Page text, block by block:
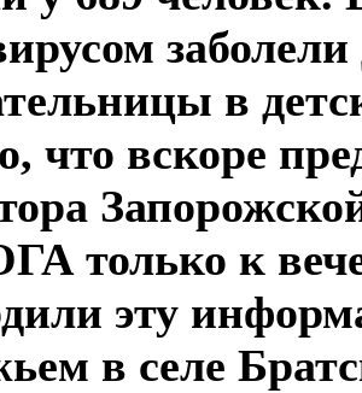
заболели
в
что вскоре
только к
эту
в селе